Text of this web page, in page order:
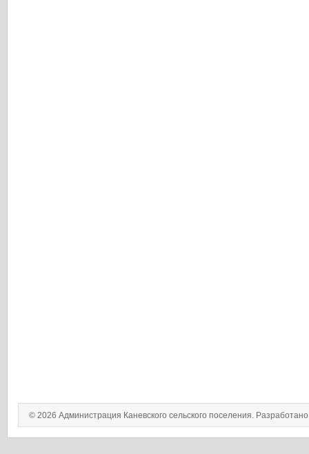
© 2026 Администрация Каневского сельского поселения.